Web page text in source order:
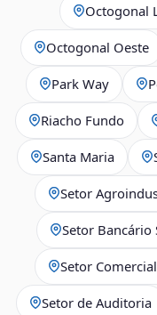
Octogonal
Octogonal Oeste
Park Way
Riacho Fundo
Santa Maria
Setor
Setor Bancário
Setor
Setor de Auditoria